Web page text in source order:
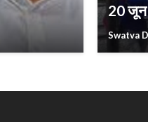
20 जून
Swatva